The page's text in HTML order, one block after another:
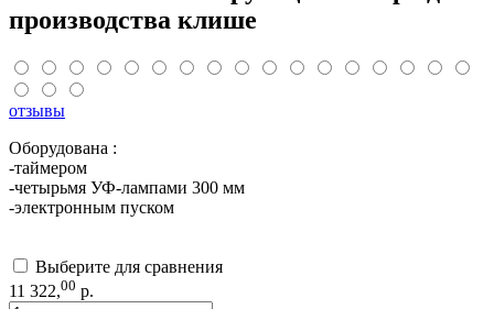
производства клише
отзывы
Оборудована :
-таймером
-четырьмя УФ-лампами 300 мм
-электронным пуском
Выберите для сравнения
11 322,00 р.